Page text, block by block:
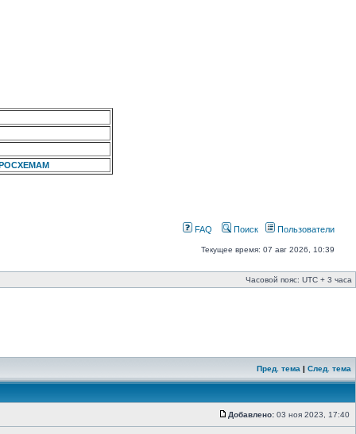
FAQ Поиск Пользователи
Текущее время: 07 авг 2026, 10:39
Часовой пояс: UTC + 3 часа
Пред. тема | След. тема
Добавлено: 03 ноя 2023, 17:40